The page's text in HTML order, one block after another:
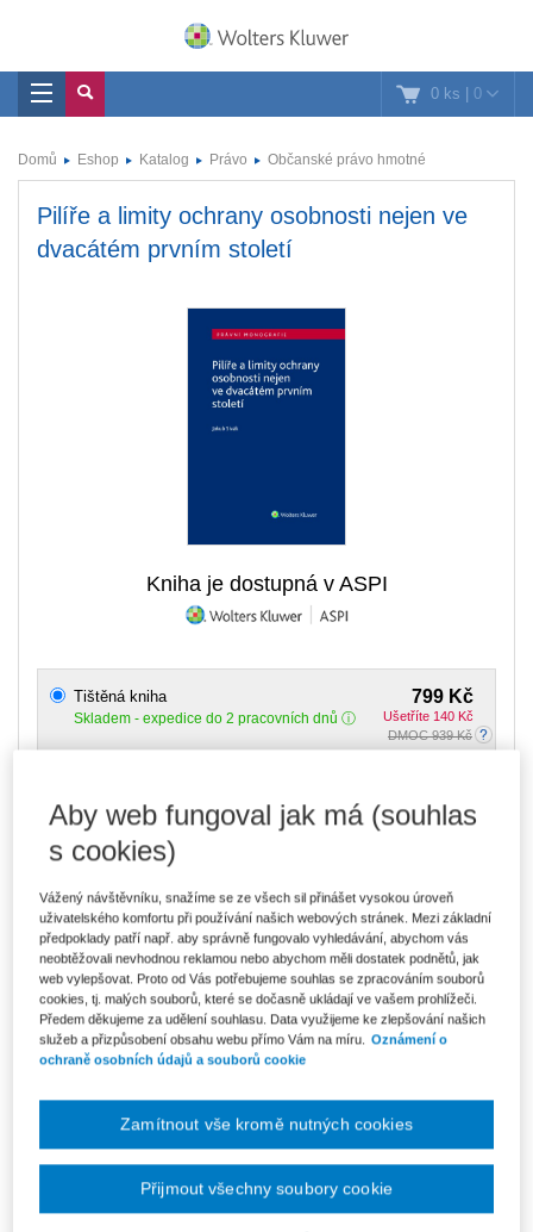
0 ks | 0
Domů Eshop Katalog Právo Občanské právo hmotné
Pilíře a limity ochrany osobnosti nejen ve
dvacátém prvním století
Kniha je dostupná v ASPI
799 Kč
Ušetříte 140 Kč
DMOC 939 Kč
Tištěná kniha
Skladem - expedice do 2 pracovních dnů
V prodeji - ihned k dispozici
Co je Smarteca?
Kde najdu soubory e-knih?
1 139 Kč
Ušetříte 599 Kč
DMOC 1 738 Kč
Balíček - Tištěná kniha + E-kniha
Smarteca + soubory ke stažení
Skladem - expedice do 2 pracovních dnů
Co je Smarteca?
Upozorňujeme, že v období od 1.8. do 21.8. z technických
důvodů nemůžeme vystavovat daňové doklady. Budou vám
ks Vložit do košíku
Ceny jsou včetně DPH
Ke stažení
Aby web fungoval jak má (souhlas
s cookies)
Vážený návštěvníku, snažíme se ze všech sil přinášet vysokou úroveň
uživatelského komfortu při používání našich webových stránek. Mezi základní
předpoklady patří např. aby správně fungovalo vyhledávání, abychom vás
neobtěžovali nevhodnou reklamou nebo abychom měli dostatek podnětů, jak
web vylepšovat. Proto od Vás potřebujeme souhlas se zpracováním souborů
cookies, tj. malých souborů, které se dočasně ukládají ve vašem prohlížeči.
Předem děkujeme za udělení souhlasu. Data využijeme ke zlepšování našich
služeb a přizpůsobení obsahu webu přímo Vám na míru. Oznámení o
ochraně osobních údajů a souborů cookie
Zamítnout vše kromě nutných cookies
Přijmout všechny soubory cookie